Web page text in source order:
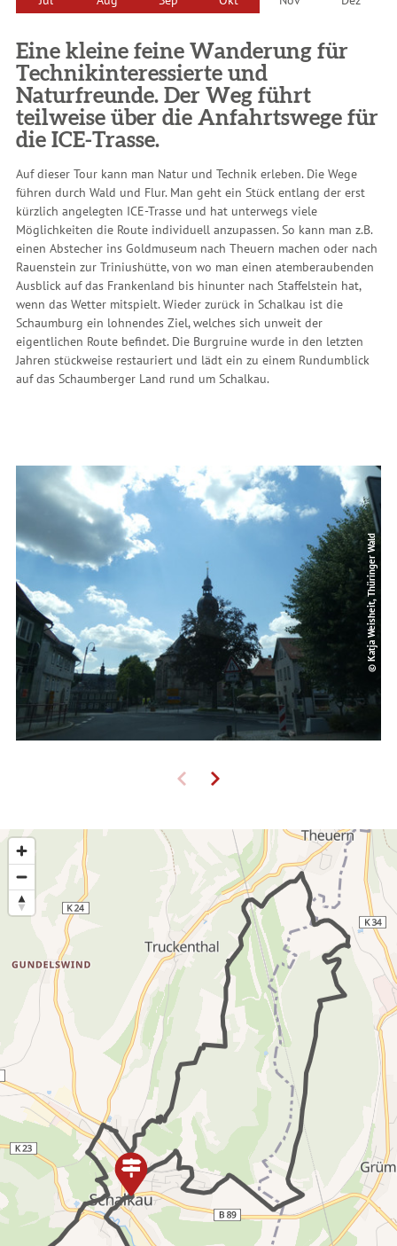
Eine kleine feine Wanderung für
Technikinteressierte und
Naturfreunde. Der Weg führt
teilweise über die Anfahrtswege für
die ICE-Trasse.
Auf dieser Tour kann man Natur und Technik erleben. Die Wege
führen durch Wald und Flur. Man geht ein Stück entlang der erst
kürzlich angelegten ICE-Trasse und hat unterwegs viele
Möglichkeiten die Route individuell anzupassen. So kann man z.B.
einen Abstecher ins Goldmuseum nach Theuern machen oder nach
Rauenstein zur Triniushütte, von wo man einen atemberaubenden
Ausblick auf das Frankenland bis hinunter nach Staffelstein hat,
wenn das Wetter mitspielt. Wieder zurück in Schalkau ist die
Schaumburg ein lohnendes Ziel, welches sich unweit der
eigentlichen Route befindet. Die Burgruine wurde in den letzten
Jahren stückweise restauriert und lädt ein zu einem Rundumblick
auf das Schaumberger Land rund um Schalkau.
© Katja Weisheit, Thüringer Wald